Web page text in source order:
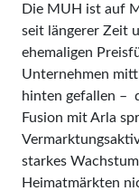
Die MUH ist auf
seit längerer Zeit
ehemaligen
Unternehmen
hinten gefallen –
Fusion mit Arla
starkes
Heimatmärkten